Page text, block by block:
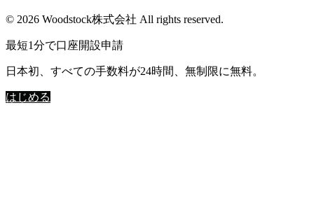
© 2026 Woodstock株式会社 All rights reserved.
最短1分で口座開設申請
日本初、すべての手数料が24時間、無制限に無料。
はじめる